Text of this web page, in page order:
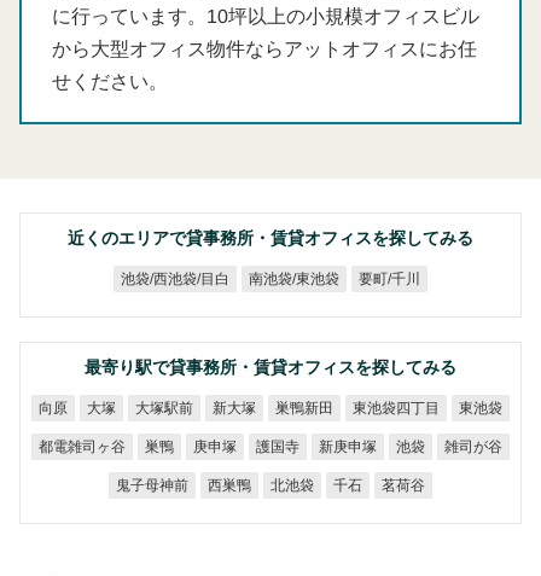
に行っています。10坪以上の小規模オフィスビル
から大型オフィス物件ならアットオフィスにお任
せください。
近くのエリアで貸事務所・賃貸オフィスを探してみる
池袋/西池袋/目白 南池袋/東池袋 要町/千川
最寄り駅で貸事務所・賃貸オフィスを探してみる
向原 大塚 大塚駅前 新大塚 巣鴨新田 東池袋四丁目 東池袋
都電雑司ヶ谷 巣鴨 庚申塚 護国寺 新庚申塚 池袋 雑司が谷
鬼子母神前 西巣鴨 北池袋 千石 茗荷谷